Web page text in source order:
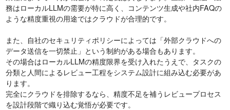
務はローカルLLMの需要が特に高く、コンテンツ生成や社内FAQの
ような精度重視の用途ではクラウドが合理的です。
また、自社のセキュリティポリシーによっては「外部クラウドへの
データ送信を一切禁止」という制約がある場合もあります。
その場合はローカルLLMの精度限界を受け入れたうえで、タスクの
分類と人間によるレビュー工程をシステム設計に組み込む必要があ
ります。
完全にクラウドを排除するなら、精度不足を補うレビュープロセス
を設計段階で織り込む覚悟が必要です。